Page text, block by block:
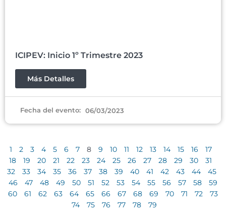
ICIPEV: Inicio 1º Trimestre 2023
Más Detalles
Fecha del evento: 06/03/2023
1 2 3 4 5 6 7 8 9 10 11 12 13 14 15 16
17
18
19 20 21 22 23 24 25 26 27 28 29 30
31
32
33 34 35 36 37 38 39 40 41 42 43 44
45
46
47 48 49 50 51 52 53 54 55 56 57 58
59
60
61 62 63 64 65 66 67 68 69 70 71 72
73
74
75 76 77 78 79